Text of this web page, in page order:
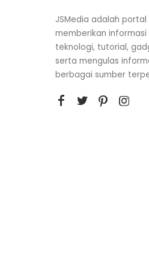
JSMedia adalah
memberikan
teknologi, tutorial,
serta mengulas
berbagai sumber